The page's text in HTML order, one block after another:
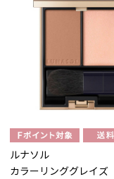
ルナソル
カラーリンググレイズ